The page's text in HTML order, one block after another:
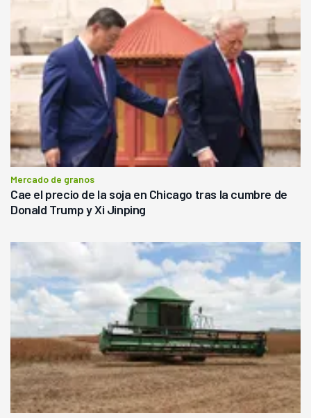
Mercado de granos
Cae el precio de la soja en Chicago tras la cumbre de
Donald Trump y Xi Jinping